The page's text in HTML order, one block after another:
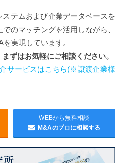
ステムおよび企業データベースを
のマッチングを活用しながら、
実現しています。
ずはお気軽にご相談ください。
サービスはこちら(※譲渡企業様
WEBから無料相談
M&Aのプロに相談する